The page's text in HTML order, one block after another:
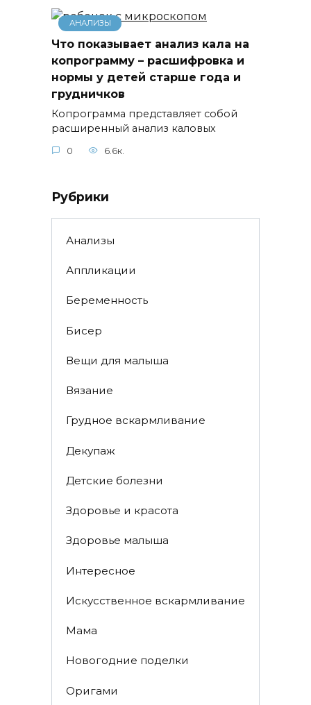
АНАЛИЗЫ
Что показывает анализ кала на
копрограмму – расшифровка и
нормы у детей старше года и
грудничков
Копрограмма представляет собой
расширенный анализ каловых
0 6.6к.
Рубрики
Анализы
Аппликации
Беременность
Бисер
Вещи для малыша
Вязание
Грудное вскармливание
Декупаж
Детские болезни
Здоровье и красота
Здоровье малыша
Интересное
Искусственное вскармливание
Мама
Новогодние поделки
Оригами